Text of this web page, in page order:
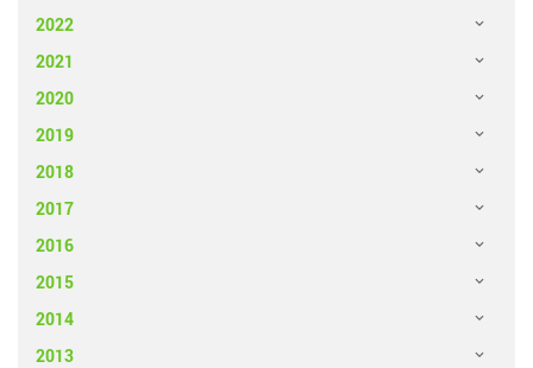
2022
2021
2020
2019
2018
2017
2016
2015
2014
2013